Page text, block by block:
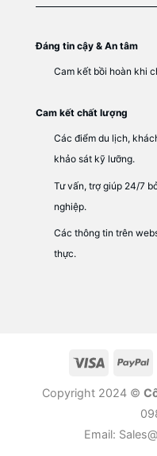
Đáng tin cậy & An tâm
Cam kết bồi hoàn khi
Cam kết chất lượng
Các điểm du lịch,
khảo sát kỹ lưỡng.
Tư vấn, trợ giúp 24/7
nghiệp.
Các thông tin trên
thực.
Copyright 2024 ©
Email: